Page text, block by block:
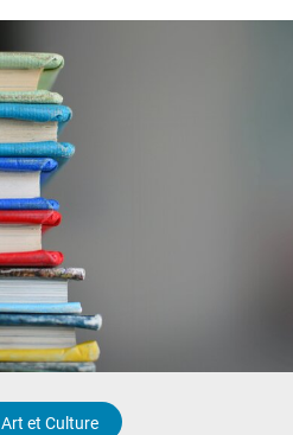
Art et Culture